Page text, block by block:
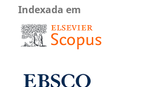
Indexada em